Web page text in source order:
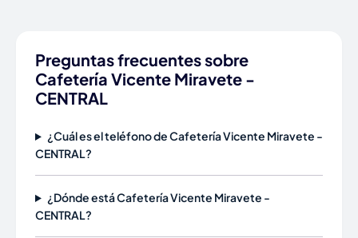
Preguntas frecuentes sobre
Cafetería Vicente Miravete -
CENTRAL
¿Cuál es el teléfono de Cafetería Vicente Miravete -
CENTRAL?
¿Dónde está Cafetería Vicente Miravete -
CENTRAL?